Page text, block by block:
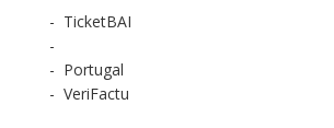
- TicketBAI
-
- Portugal
- VeriFactu